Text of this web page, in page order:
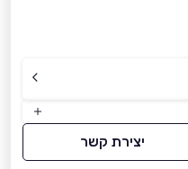
יצירת קשר